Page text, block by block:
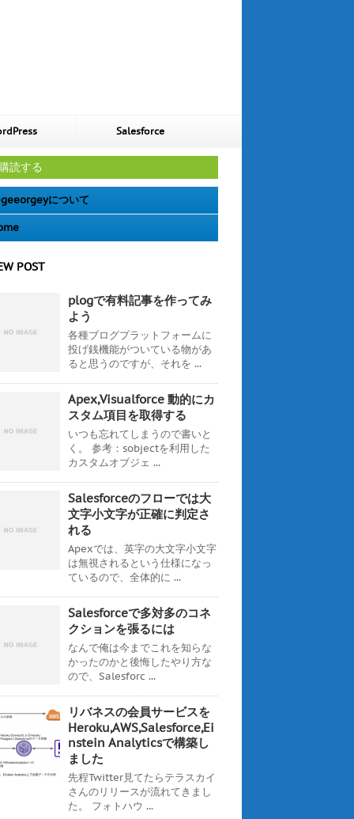
Salesforce
読する
について
POST
plogで有料記事を作ってみ
よう
各種ブログプラットフォームに
投げ銭機能がついている物があ
ると思うのですが、それを ...
Apex,Visualforce 動的にカ
スタム項目を取得する
いつも忘れてしまうので書いと
く。 参考：sobjectを利用した
カスタムオブジェ ...
Salesforceのフローでは大
文字小文字が正確に判定さ
れる
Apexでは、英字の大文字小文字
は無視されるという仕様になっ
ているので、全体的に ...
Salesforceで多対多のコネ
クションを張るには
なんで俺は今までこれを知らな
かったのかと後悔したやり方な
ので、Salesforc ...
リバネスの会員サービスを
Heroku,AWS,Salesforce,Ei
nstein Analyticsで構築し
ました
先程Twitter見てたらテラスカイ
さんのリリースが流れてきまし
た。 フォトハウ ...